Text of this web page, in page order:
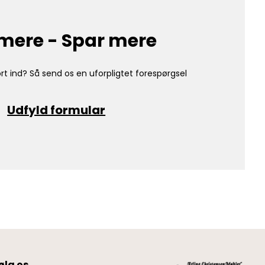
- Spar mere
ind? Så send os en uforpligtet forespørgsel
Udfyld formular